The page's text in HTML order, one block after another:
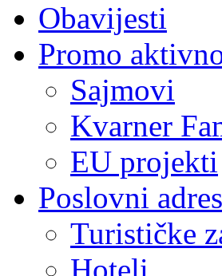
Obavijesti
Promo
Sajmovi
Kvarner
EU projekti
Poslovni
Turističke